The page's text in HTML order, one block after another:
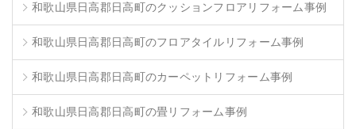
和歌山県日高郡日高町のクッションフロアリフォーム事例
和歌山県日高郡日高町のフロアタイルリフォーム事例
和歌山県日高郡日高町のカーペットリフォーム事例
和歌山県日高郡日高町の畳リフォーム事例